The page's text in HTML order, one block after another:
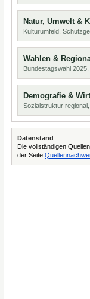
Natur, Umwelt &
Kulturumfeld,
Wahlen &
Bundestagswahl
Demografie &
Sozialstruktur
Datenstand
Die vollständigen
der Seite